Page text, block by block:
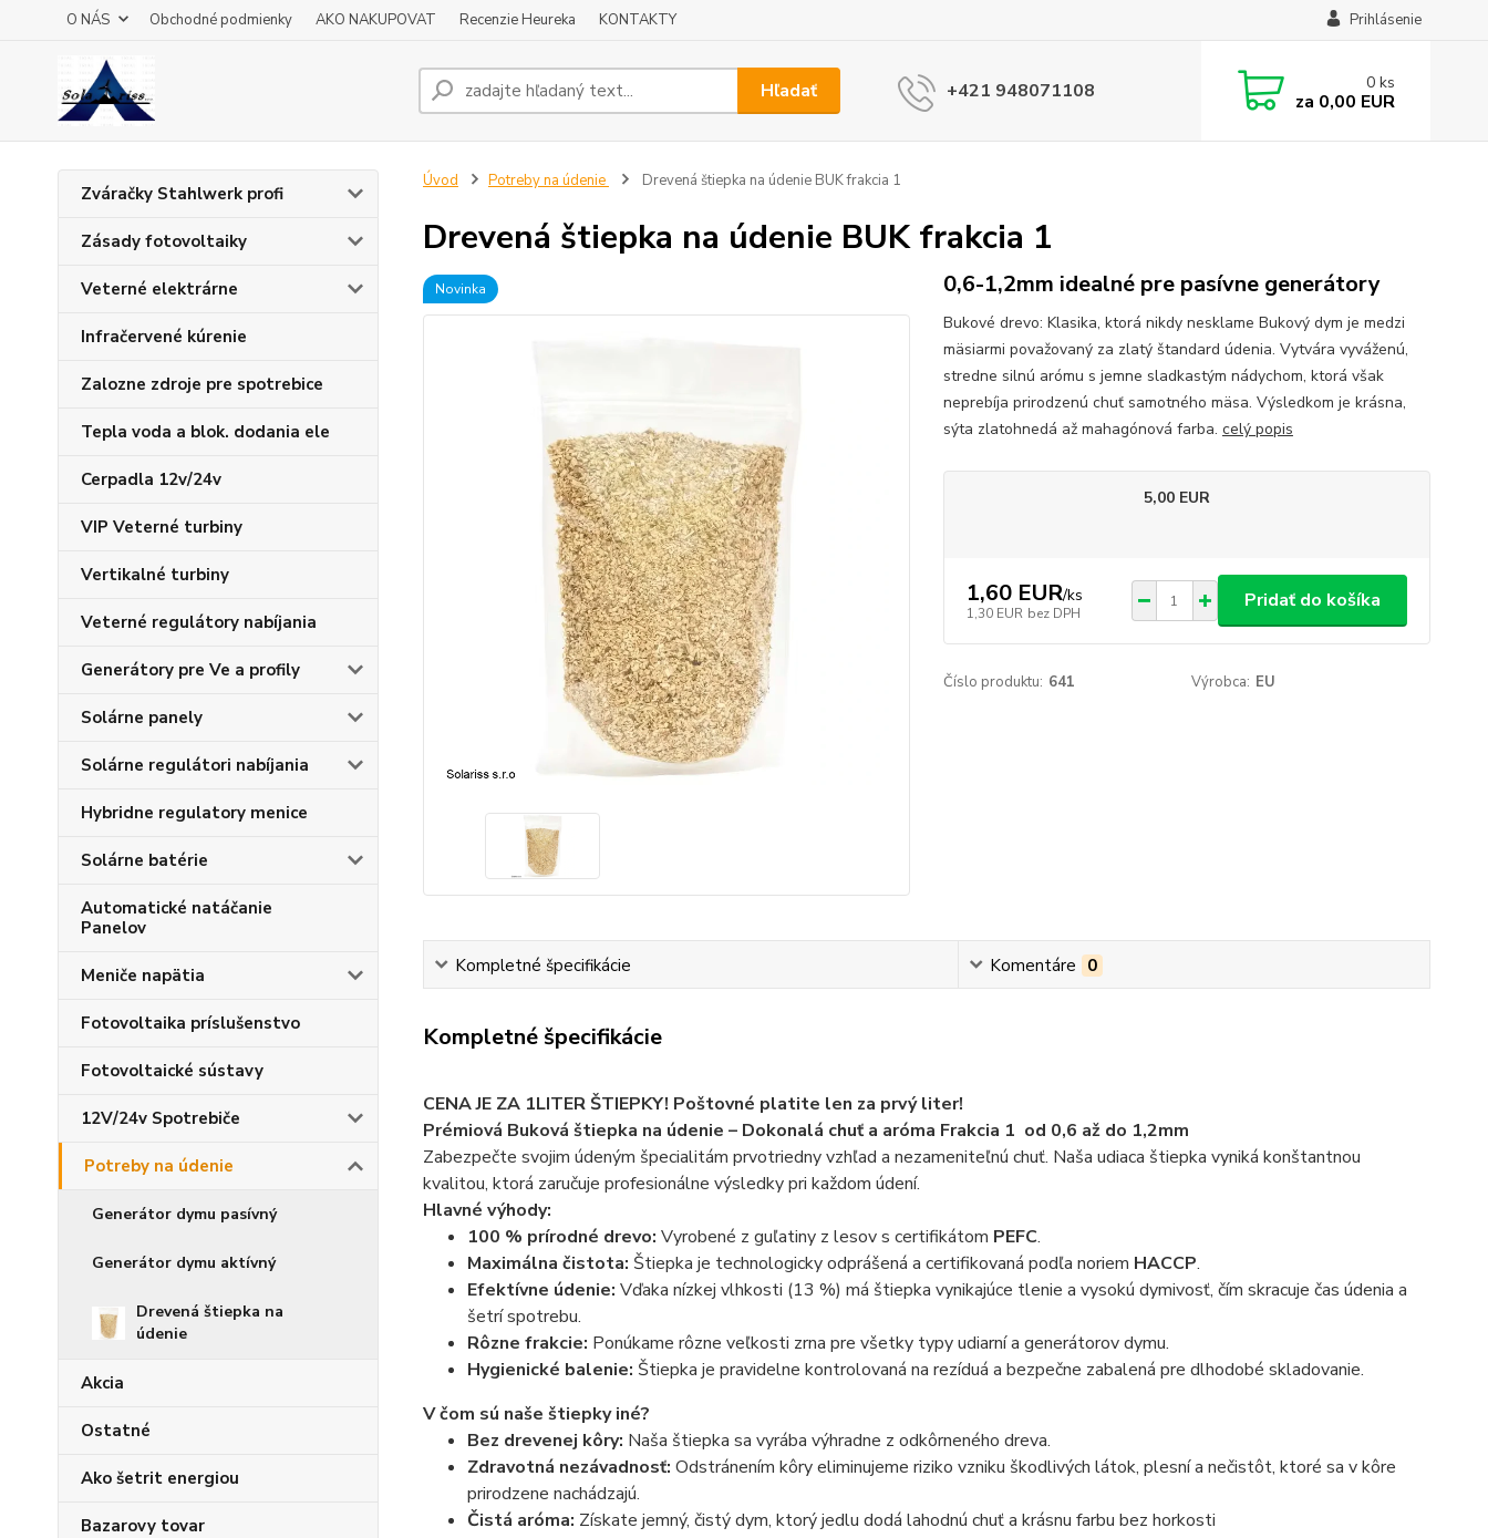
O NÁS Obchodné podmienky AKO NAKUPOVAT Recenzie Heureka KONTAKTY Prihlásenie
Hľadať +421 948071108 0 ks
za 0,00 EUR
Zváračky Stahlwerk profi
Zásady fotovoltaiky
Veterné elektrárne
Infračervené kúrenie
Zalozne zdroje pre spotrebice
Tepla voda a blok. dodania ele
Cerpadla 12v/24v
VIP Veterné turbiny
Vertikalné turbiny
Veterné regulátory nabíjania
Generátory pre Ve a profily
Solárne panely
Solárne regulátori nabíjania
Hybridne regulatory menice
Solárne batérie
Automatické natáčanie
Panelov
Meniče napätia
Fotovoltaika príslušenstvo
Fotovoltaické sústavy
12V/24v Spotrebiče
Potreby na údenie
Generátor dymu pasívný
Generátor dymu aktívný
Drevená štiepka na
údenie
Akcia
Ostatné
Ako šetrit energiou
Bazarovy tovar
Úvod Potreby na údenie Drevená štiepka na údenie BUK frakcia 1
Drevená štiepka na údenie BUK frakcia 1
Novinka 0,6-1,2mm idealné pre pasívne generátory
Bukové drevo: Klasika, ktorá nikdy nesklame Bukový dym je medzi
mäsiarmi považovaný za zlatý štandard údenia. Vytvára vyváženú,
stredne silnú arómu s jemne sladkastým nádychom, ktorá však
neprebíja prirodzenú chuť samotného mäsa. Výsledkom je krásna,
sýta zlatohnedá až mahagónová farba. celý popis
5,00 EUR
1,60 EUR/ks
1,30 EUR bez DPH
Pridať do košíka
Číslo produktu: 641 Výrobca: EU
Kompletné špecifikácie Komentáre 0
Kompletné špecifikácie
CENA JE ZA 1LITER ŠTIEPKY! Poštovné platite len za prvý liter!
Prémiová Buková štiepka na údenie – Dokonalá chuť a aróma Frakcia 1 od 0,6 až do 1,2mm
Zabezpečte svojim údeným špecialitám prvotriedny vzhľad a nezameniteľnú chuť. Naša udiaca štiepka vyniká konštantnou
kvalitou, ktorá zaručuje profesionálne výsledky pri každom údení.
Hlavné výhody:
100 % prírodné drevo: Vyrobené z guľatiny z lesov s certifikátom PEFC.
Maximálna čistota: Štiepka je technologicky odprášená a certifikovaná podľa noriem HACCP.
Efektívne údenie: Vďaka nízkej vlhkosti (13 %) má štiepka vynikajúce tlenie a vysokú dymivosť, čím skracuje čas údenia a
šetrí spotrebu.
Rôzne frakcie: Ponúkame rôzne veľkosti zrna pre všetky typy udiarní a generátorov dymu.
Hygienické balenie: Štiepka je pravidelne kontrolovaná na rezíduá a bezpečne zabalená pre dlhodobé skladovanie.
V čom sú naše štiepky iné?
Bez drevenej kôry: Naša štiepka sa vyrába výhradne z odkôrneného dreva.
Zdravotná nezávadnosť: Odstránením kôry eliminujeme riziko vzniku škodlivých látok, plesní a nečistôt, ktoré sa v kôre
prirodzene nachádzajú.
Čistá aróma: Získate jemný, čistý dym, ktorý jedlu dodá lahodnú chuť a krásnu farbu bez horkosti